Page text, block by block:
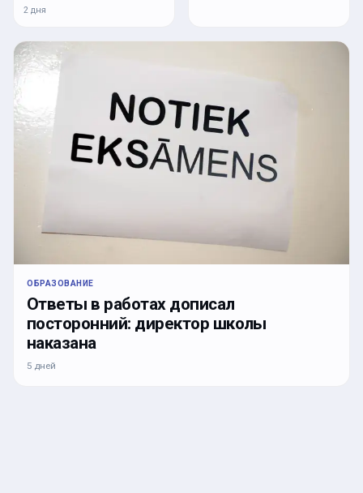
2 дня
ОБРАЗОВАНИЕ
Ответы в работах дописал
посторонний: директор школы
наказана
5 дней